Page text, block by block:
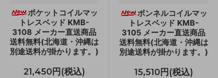
ポケットコイルマッ
トレスベッド KMB-
3108 メーカー直送商品
送料無料(北海道・沖縄は
別途送料が掛かります。)
21,450円(税込)
ボンネルコイルマッ
トレスベッド KMB-
3105 メーカー直送商品
送料無料(北海道・沖縄は
別途送料が掛かります。)
15,510円(税込)